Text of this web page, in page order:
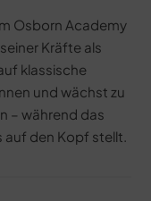
Osborn Academy
Kräfte als
klassische
und wächst zu
– während das
den Kopf stellt.